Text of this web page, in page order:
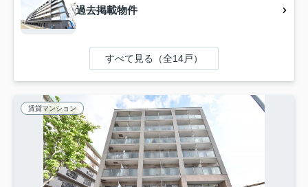
過去掲載物件
すべて見る（全14戸）
賃貸マンション